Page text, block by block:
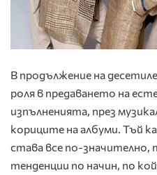
В продължение на
роля в предаването на
изпълненията, през
кориците на албуми. Тъй
става все по-
тенденции по начин, по